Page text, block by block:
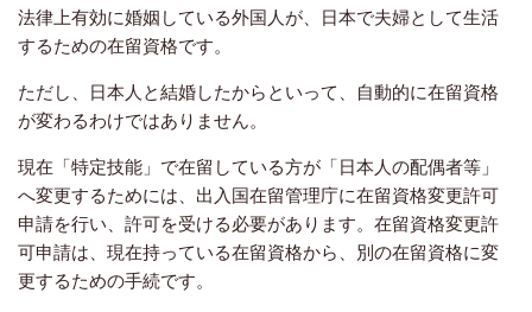
法律上有効に婚姻している外国人が、日本で夫婦として生活
するための在留資格です。
ただし、日本人と結婚したからといって、自動的に在留資格
が変わるわけではありません。
現在「特定技能」で在留している方が「日本人の配偶者等」
へ変更するためには、出入国在留管理庁に在留資格変更許可
申請を行い、許可を受ける必要があります。在留資格変更許
可申請は、現在持っている在留資格から、別の在留資格に変
更するための手続です。